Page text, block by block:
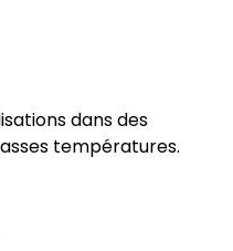
dans des
températures.